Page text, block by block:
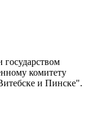
государством
комитету
и Пинске".